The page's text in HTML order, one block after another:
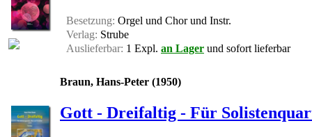
Besetzung: Orgel und Chor und Instr.
Verlag: Strube
Auslieferbar: 1 Expl. an Lager und sofort lieferbar
Braun, Hans-Peter (1950)
Gott - Dreifaltig - Für